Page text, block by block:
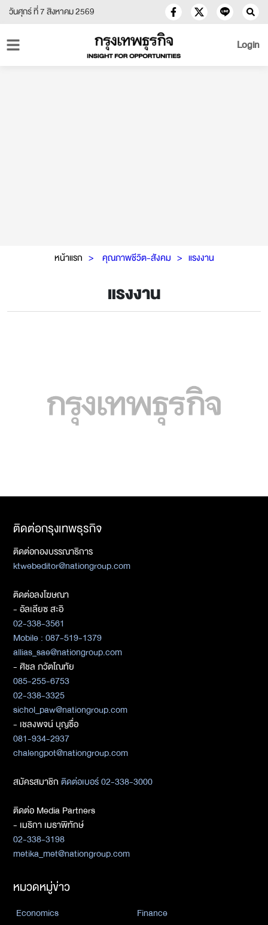
วันศุกร์ ที่ 7 สิงหาคม 2569
Login
หน้าแรก คุณภาพชีวิต-สังคม แรงงาน
แรงงาน
ติดต่อกรุงเทพธุรกิจ
ติดต่อกองบรรณาธิการ
ktwebeditor@nationgroup.com
ติดต่อลงโฆษณา
- อัลเลียซ สะอิ
02-338-3561
Mobile : 087-519-1379
allias_sae@nationgroup.com
- ศิชล ภวัตโณทัย
085-255-6753
02-338-3325
sichol_paw@nationgroup.com
- เชลงพจน์ บุญซื่อ
081-934-2937
chalengpot@nationgroup.com
สมัครสมาชิกติดต่อเบอร์ 02-338-3000
ติดต่อ Media Partners
- เมธิกา เมธาพิทักษ์
02-338-3198
metika_met@nationgroup.com
หมวดหมู่ข่าว
Economics
Finance